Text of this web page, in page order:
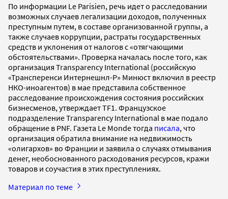
По информации Le Parisien, речь идет о расследовании
возможных случаев легализации доходов, полученных
преступным путем, в составе организованной группы, а
также случаев коррупции, растраты государственных
средств и уклонения от налогов с «отягчающими
обстоятельствами». Проверка началась после того, как
организация Transparency International (российскую
«Трансперенси Интернешнл-Р» Минюст включил в реестр
НКО-иноагентов) в мае представила собственное
расследование происхождения состояния российских
бизнесменов, утверждает TF1. Французское
подразделение Transparency International в мае подало
обращение в PNF. Газета Le Monde тогда писала, что
организация обратила внимание на недвижимость
«олигархов» во Франции и заявила о случаях отмывания
денег, необоснованного расходования ресурсов, кражи
товаров и соучастия в этих преступлениях.
Материал по теме